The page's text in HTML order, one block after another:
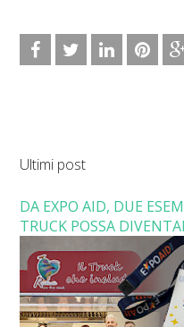
Ultimi post
DA EXPO AID, DUE
TRUCK POSSA